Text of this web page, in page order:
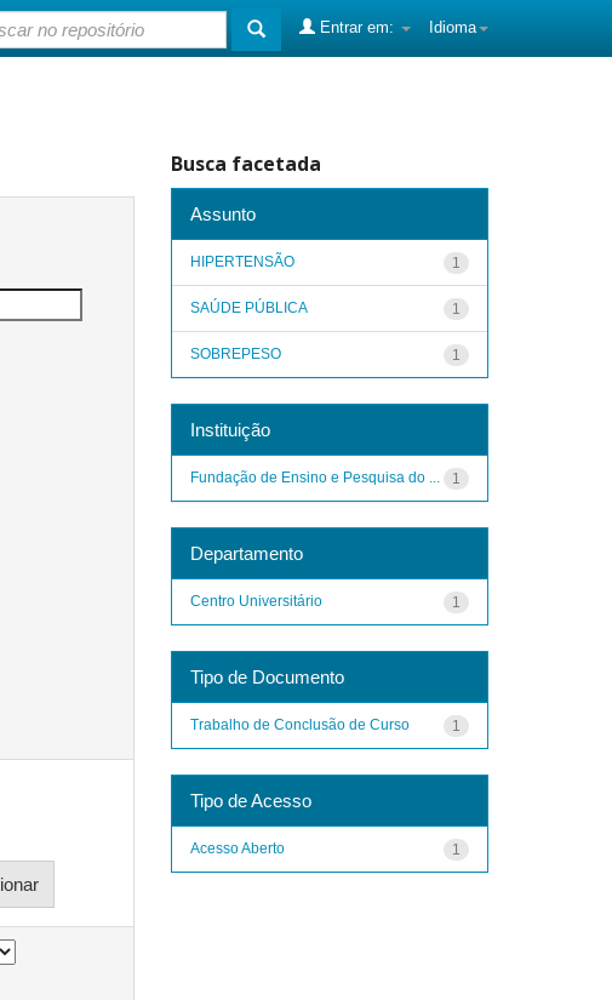
Idioma
Entrar em:
Busca facetada
Assunto
1
HIPERTENSÃO
1
SAÚDE PÚBLICA
1
SOBREPESO
Instituição
1
Fundação de Ensino e Pesquisa do ...
Departamento
1
Centro Universitário
Tipo de Documento
1
Trabalho de Conclusão de Curso
Tipo de Acesso
1
Acesso Aberto